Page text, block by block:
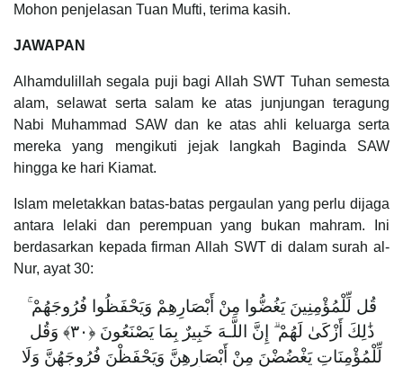
Mohon penjelasan Tuan Mufti, terima kasih.
JAWAPAN
Alhamdulillah segala puji bagi Allah SWT Tuhan semesta
alam, selawat serta salam ke atas junjungan teragung
Nabi Muhammad SAW dan ke atas ahli keluarga serta
mereka yang mengikuti jejak langkah Baginda SAW
hingga ke hari Kiamat.
Islam meletakkan batas-batas pergaulan yang perlu dijaga
antara lelaki dan perempuan yang bukan mahram. Ini
berdasarkan kepada firman Allah SWT di dalam surah al-
Nur, ayat 30:
قُل لِّلْمُؤْمِنِينَ يَغُضُّوا مِنْ أَبْصَارِهِمْ وَيَحْفَظُوا فُرُوجَهُمْ ۚ
ذَٰلِكَ أَزْكَىٰ لَهُمْ ۗ إِنَّ اللَّـهَ خَبِيرٌ بِمَا يَصْنَعُونَ ﴿٣٠﴾ وَقُل
لِّلْمُؤْمِنَاتِ يَغْضُضْنَ مِنْ أَبْصَارِهِنَّ وَيَحْفَظْنَ فُرُوجَهُنَّ وَلَا